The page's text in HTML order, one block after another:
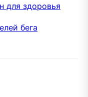
для здоровья
бега